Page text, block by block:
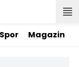
Spor Magazin